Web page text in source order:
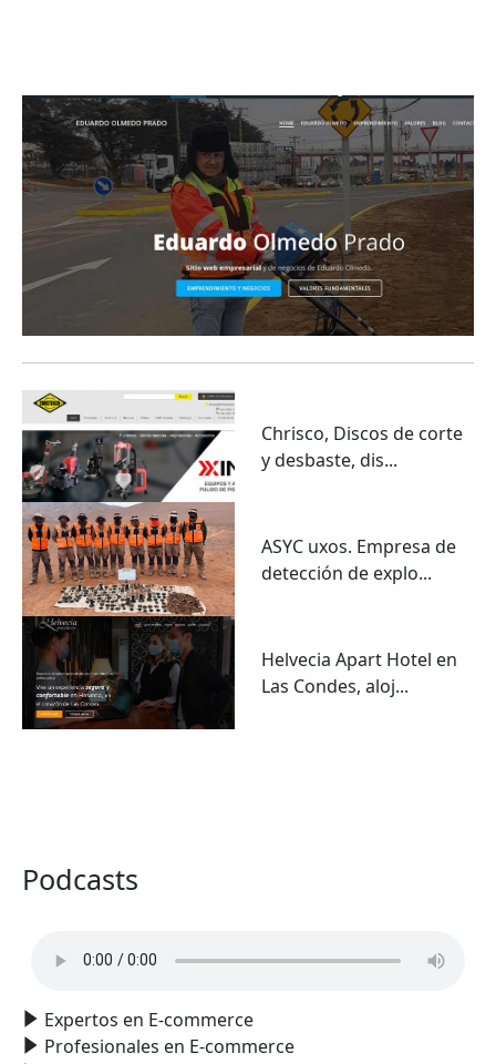
Chrisco, Discos de corte
y desbaste, dis...
ASYC uxos. Empresa de
detección de explo...
Helvecia Apart Hotel en
Las Condes, aloj...
Podcasts
Expertos en E-commerce
Profesionales en E-commerce